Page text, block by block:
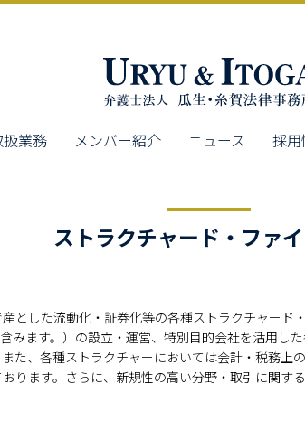
業務 メンバー紹介 ニュース 採
ストラクチャード・ファ
とした流動化・証券化等の各種ストラクチャー
みます。）の設立・運営、特別目的会社を活用し
た、各種ストラクチャーにおいては会計・税務上
ります。さらに、新規性の高い分野・取引に関す